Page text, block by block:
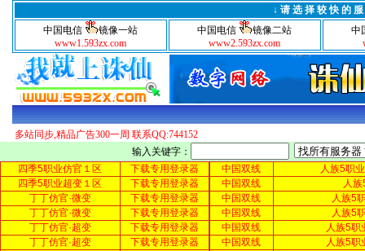
↓ 请 选 择 较 快 的
中国电信
镜像一站
www1.593zx.com
中国电信
镜像二站
www2.593zx.com
中
多站同步,精品广告300一周 联系QQ:744152
输入关键字：